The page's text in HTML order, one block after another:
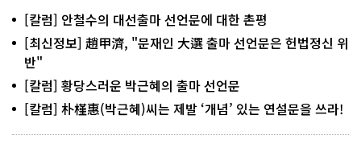
[칼럼] 안철수의 대선출마 선언문에 대한 촌평
[최신정보] 趙甲濟, "문재인 大選 출마 선언문은 헌법정신 위
반"
[칼럼] 황당스러운 박근혜의 출마 선언문
[칼럼] 朴槿惠(박근혜)씨는 제발 ‘개념’ 있는 연설문을 쓰라!